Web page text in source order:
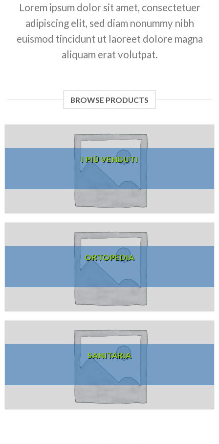
Lorem ipsum dolor sit amet, consectetuer
adipiscing elit, sed diam nonummy nibh
euismod tincidunt ut laoreet dolore magna
aliquam erat volutpat.
BROWSE PRODUCTS
I PIÙ VENDUTI
ORTOPEDIA
SANITARIA